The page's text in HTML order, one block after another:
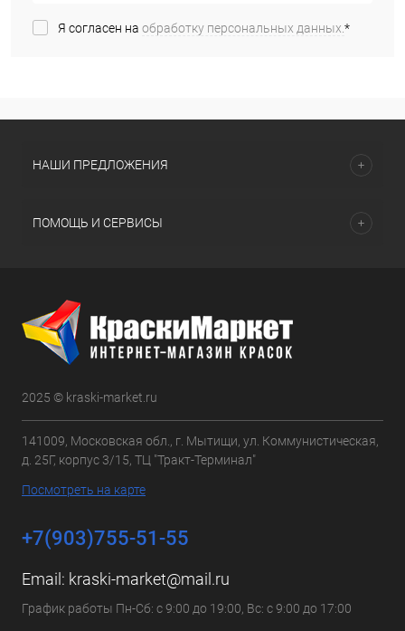
Я согласен на обработку персональных данных.*
НАШИ ПРЕДЛОЖЕНИЯ
ПОМОЩЬ И СЕРВИСЫ
2025 © kraski-market.ru
141009, Московская обл., г. Мытищи, ул. Коммунистическая,
д. 25Г, корпус 3/15, ТЦ "Тракт-Терминал"
Посмотреть на карте
+7(903)755-51-55
Email: kraski-market@mail.ru
График работы Пн-Сб: с 9:00 до 19:00, Вс: с 9:00 до 17:00